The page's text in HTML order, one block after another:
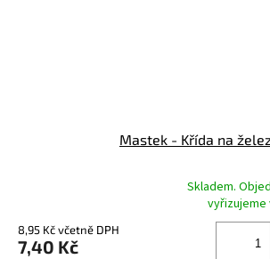
Mastek - Křída na
produktu
je
Skladem.
8,95 Kč včetně DPH
7,40 Kč